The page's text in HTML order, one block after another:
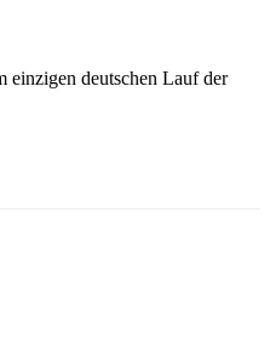
einzigen deutschen Lauf der